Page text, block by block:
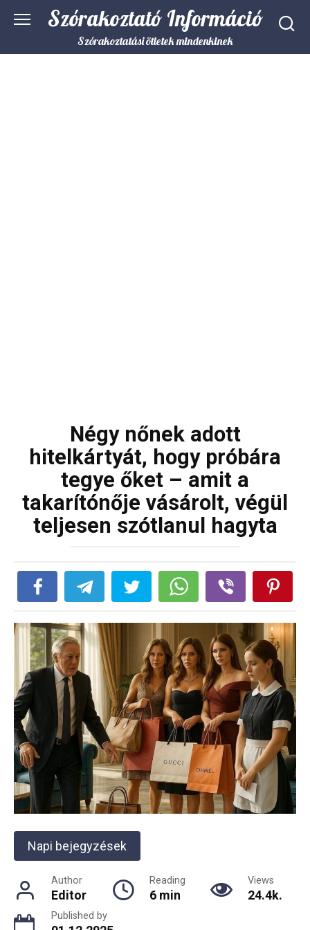
Szórakoztató Információ
Szórakoztatási ötletek mindenkinek
Négy nőnek adott
hitelkártyát, hogy próbára
tegye őket – amit a
takarítónője vásárolt, végül
teljesen szótlanul hagyta
Napi bejegyzések
Author
Editor
Reading
6 min
Views
24.4k.
Published by